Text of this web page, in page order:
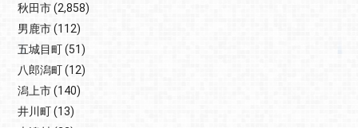
秋田市(2,858)
男鹿市(112)
五城目町(51)
八郎潟町(12)
潟上市(140)
井川町(13)